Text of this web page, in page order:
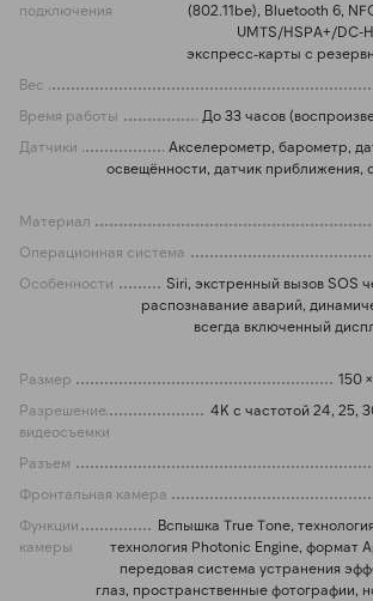
подключения
(802.11be), Bluetooth 6,
UMTS/HSPA+/DC-
экспресс‑карты с
Вес
Время работы
До 33 часов
Датчики
Акселерометр, барометр,
освещённости, датчик приближения,
Материал
Операционная система
Особенности
Siri, экстренный вызов SOS
распознавание аварий,
всегда включенный
Размер
150
Разрешение
видеосъемки
4K с частотой 24, 25,
Разъем
Фронтальная камера
Функции
камеры
Вспышка True Tone,
технология Photonic Engine, формат
передовая система устранения
глаз, пространственные фотографии,